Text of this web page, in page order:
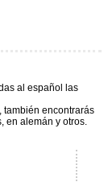
al español las
también encontrarás
en alemán y otros.